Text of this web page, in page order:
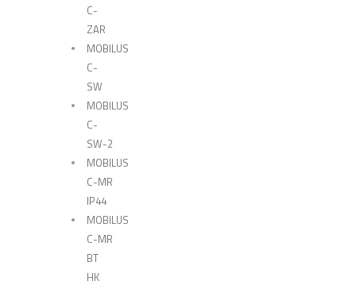
C-
ZAR
MOBILUS
C-
SW
MOBILUS
C-
SW-2
MOBILUS
C-MR
IP44
MOBILUS
C-MR
BT
HK